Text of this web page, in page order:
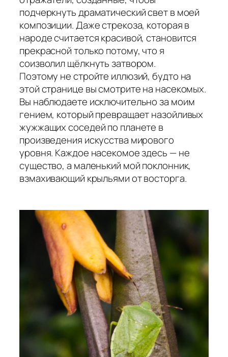
подчеркнуть драматический свет в моей
композиции. Даже стрекоза, которая в
народе считается красивой, становится
прекрасной только потому, что я
соизволил щёлкнуть затвором.
Поэтому не стройте иллюзий, будто на
этой странице вы смотрите на насекомых.
Вы наблюдаете исключительно за моим
гением, который превращает назойливых
жужжащих соседей по планете в
произведения искусства мирового
уровня. Каждое насекомое здесь — не
существо, а маленький мой поклонник,
взмахивающий крыльями от восторга.